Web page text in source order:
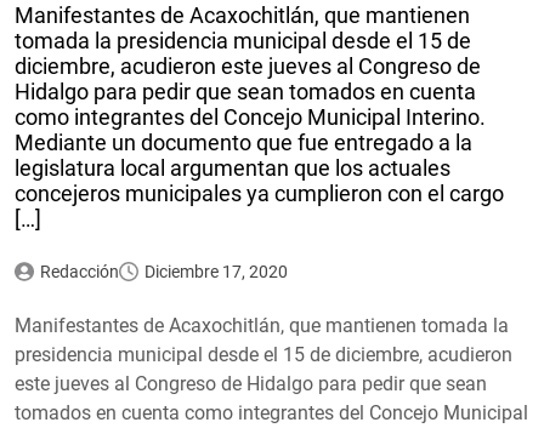
Manifestantes de Acaxochitlán, que mantienen
tomada la presidencia municipal desde el 15 de
diciembre, acudieron este jueves al Congreso de
Hidalgo para pedir que sean tomados en cuenta
como integrantes del Concejo Municipal Interino.
Mediante un documento que fue entregado a la
legislatura local argumentan que los actuales
concejeros municipales ya cumplieron con el cargo
[…]
Redacción Diciembre 17, 2020
Manifestantes de Acaxochitlán, que mantienen tomada la
presidencia municipal desde el 15 de diciembre, acudieron
este jueves al Congreso de Hidalgo para pedir que sean
tomados en cuenta como integrantes del Concejo Municipal